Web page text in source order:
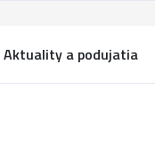
Aktuality a podujatia